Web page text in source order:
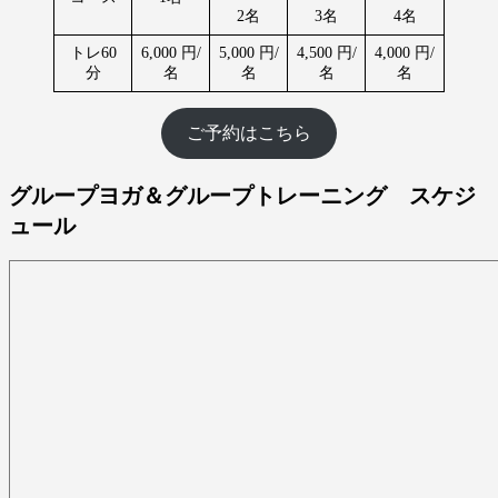
2名
3名 4名
トレ60
分
6,000 円/
名
5,000 円/
名
4,500 円/
名
4,000 円/
名
ご予約はこちら
グループヨガ＆グループトレーニング スケジ
ュール